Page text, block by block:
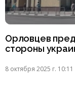
Орловцев
стороны
8 октября 2025 г. 10:11